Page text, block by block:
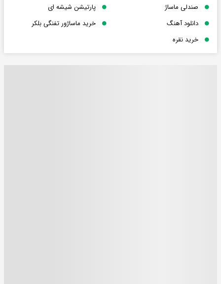
صندلی ماساژ
پارتیشن شیشه ای
دانلود آهنگ
خرید ماساژور تفنگی بلکر
خرید نقره